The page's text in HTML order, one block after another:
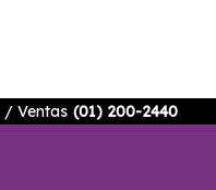
/ Ventas (01) 200-2440